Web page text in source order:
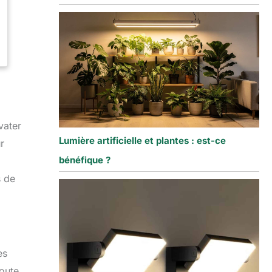
de
Lumière artificielle et plantes : est-ce
bénéfique ?